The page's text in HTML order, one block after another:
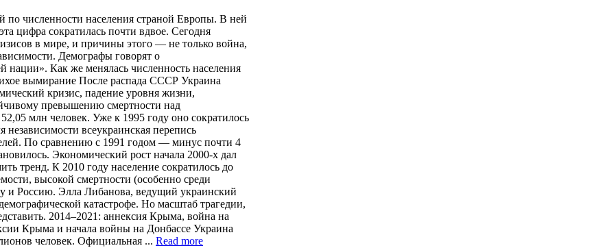
по численности населения страной Европы. В ней
цифра сократилась почти вдвое. Сегодня
в мире, и причины этого — не только война,
Демографы говорят о
нации». Как же менялась численность населения
вымирание После распада СССР Украина
кризис, падение уровня жизни,
превышению смертности над
млн человек. Уже к 1995 году оно сократилось
всеукраинская перепись
По сравнению с 1991 годом — минус почти 4
Экономический рост начала 2000-х дал
тренд. К 2010 году население сократилось до
высокой смертности (особенно среди
и Россию. Элла Либанова, ведущий украинский
катастрофе. Но масштаб трагедии,
2014–2021: аннексия Крыма, война на
Крыма и начала войны на Донбассе Украина
человек. Официальная ... Read more